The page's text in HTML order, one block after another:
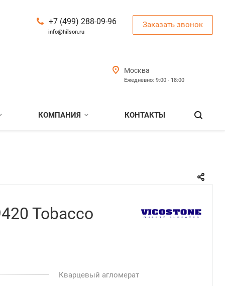
+7 (499) 288-09-96
info@hilson.ru
Заказать звонок
Москва
Ежедневно: 9:00 - 18:00
КОМПАНИЯ КОНТАКТЫ
Tobacco
Кварцевый агломерат